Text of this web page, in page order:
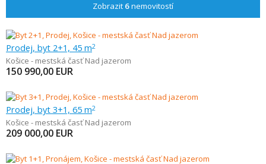
Zobrazit 6nemovitostí
Prodej, byt 2+1, 45 m2
Košice - mestská časť Nad jazerom
150 990,00 EUR
Prodej, byt 3+1, 65 m2
Košice - mestská časť Nad jazerom
209 000,00 EUR